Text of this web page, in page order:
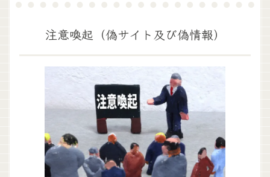
注意喚起（偽サイト及び偽情報）